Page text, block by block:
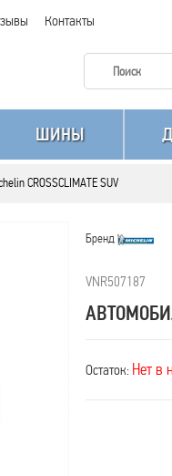
Контакты
ШИНЫ
CROSSCLIMATE SUV
Бренд
VNR507187
Остаток: Нет в